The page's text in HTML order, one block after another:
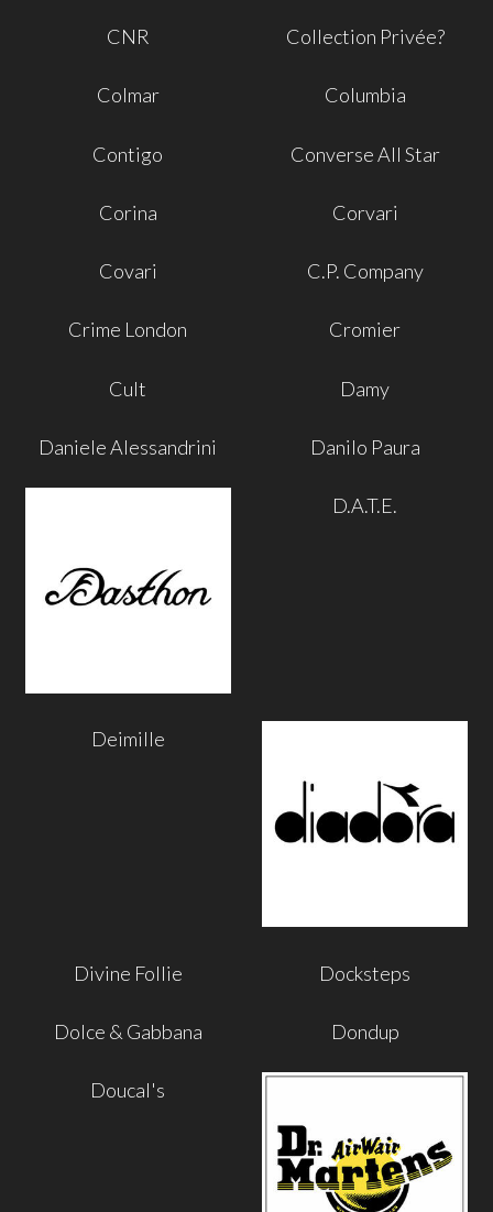
CNR Collection Privée?
Colmar Columbia
Contigo Converse All Star
Corina Corvari
Covari C.P. Company
Crime London Cromier
Cult Damy
Daniele Alessandrini Danilo Paura
D.A.T.E.
Deimille
Divine Follie Docksteps
Dolce & Gabbana Dondup
Doucal's